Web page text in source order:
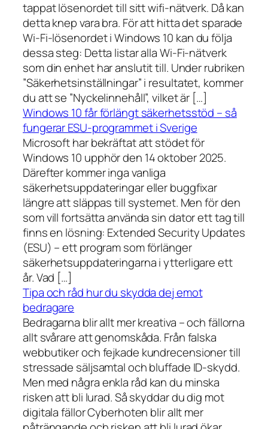
tappat lösenordet till sitt wifi-nätverk. Då kan
detta knep vara bra. För att hitta det sparade
Wi-Fi-lösenordet i Windows 10 kan du följa
dessa steg: Detta listar alla Wi-Fi-nätverk
som din enhet har anslutit till. Under rubriken
”Säkerhetsinställningar” i resultatet, kommer
du att se ”Nyckelinnehåll”, vilket är […]
Windows 10 får förlängt säkerhetsstöd – så
fungerar ESU-programmet i Sverige
Microsoft har bekräftat att stödet för
Windows 10 upphör den 14 oktober 2025.
Därefter kommer inga vanliga
säkerhetsuppdateringar eller buggfixar
längre att släppas till systemet. Men för den
som vill fortsätta använda sin dator ett tag till
finns en lösning: Extended Security Updates
(ESU) – ett program som förlänger
säkerhetsuppdateringarna i ytterligare ett
år. Vad […]
Tipa och råd hur du skydda dej emot
bedragare
Bedragarna blir allt mer kreativa – och fällorna
allt svårare att genomskåda. Från falska
webbutiker och fejkade kundrecensioner till
stressade säljsamtal och bluffade ID-skydd.
Men med några enkla råd kan du minska
risken att bli lurad. Så skyddar du dig mot
digitala fällor Cyberhoten blir allt mer